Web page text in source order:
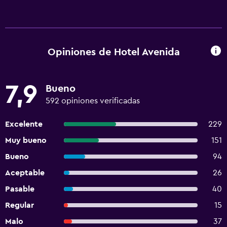
Opiniones de Hotel Avenida
7,9 Bueno
592 opiniones verificadas
Excelente
229
Muy bueno
151
Bueno
94
Aceptable
26
Pasable
40
Regular
15
Malo
37